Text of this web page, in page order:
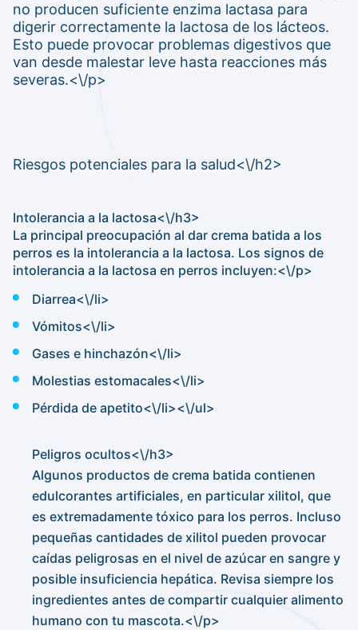
no producen suficiente enzima lactasa para
digerir correctamente la lactosa de los lácteos.
Esto puede provocar problemas digestivos que
van desde malestar leve hasta reacciones más
severas.<\/p>
Riesgos potenciales para la salud<\/h2>
Intolerancia a la lactosa<\/h3>
La principal preocupación al dar crema batida a los
perros es la intolerancia a la lactosa. Los signos de
intolerancia a la lactosa en perros incluyen:<\/p>
Diarrea<\/li>
Vómitos<\/li>
Gases e hinchazón<\/li>
Molestias estomacales<\/li>
Pérdida de apetito<\/li><\/ul>
Peligros ocultos<\/h3>
Algunos productos de crema batida contienen
edulcorantes artificiales, en particular xilitol, que
es extremadamente tóxico para los perros. Incluso
pequeñas cantidades de xilitol pueden provocar
caídas peligrosas en el nivel de azúcar en sangre y
posible insuficiencia hepática. Revisa siempre los
ingredientes antes de compartir cualquier alimento
humano con tu mascota.<\/p>